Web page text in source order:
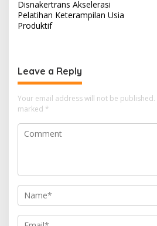
Disnakertrans Akselerasi
Pelatihan Keterampilan Usia
Produktif
Leave a Reply
Your email address will not be published.
marked *